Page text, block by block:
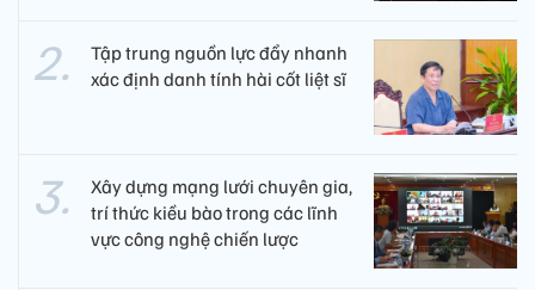
Tập trung nguồn lực đẩy nhanh
xác định danh tính hài cốt liệt sĩ
Xây dựng mạng lưới chuyên gia,
trí thức kiều bào trong các lĩnh
vực công nghệ chiến lược